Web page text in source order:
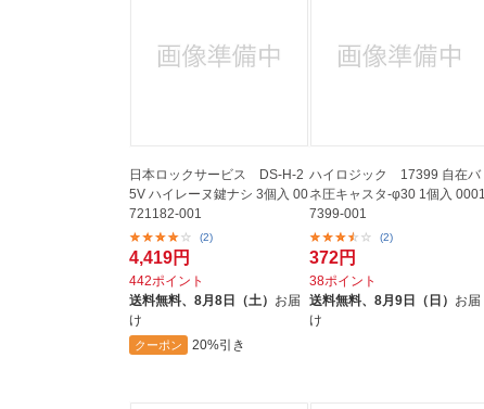
日本ロックサービス DS-H-2
5V ハイレーヌ鍵ナシ 3個入 00
721182-001
(2)
4,419円
442ポイント
送料無料、 8月8日（土） お届
け
クーポン 20%引き
ハイロジック 17399 自在バ
ネ圧キャスタ-φ30 1個入 0001
7399-001
(2)
372円
38ポイント
送料無料、8月9日（日） お届
け